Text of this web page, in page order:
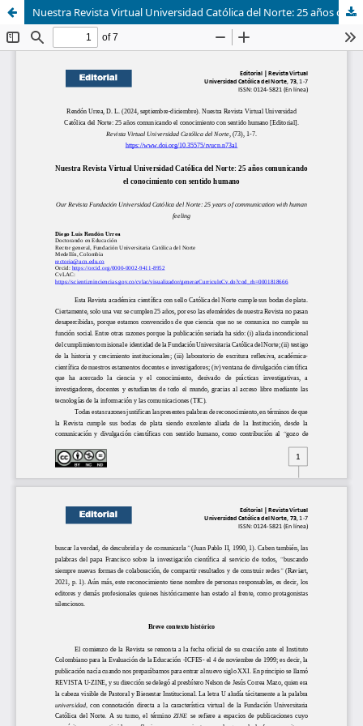
Nuestra Revista Virtual Universidad Católica del Norte: 25 años comunicando el conocimiento con sentido humano